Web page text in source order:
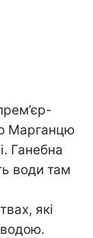
Марганцю
Ганебна
води там
які
водою.